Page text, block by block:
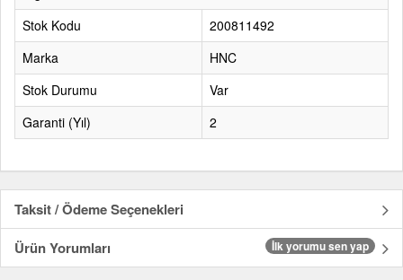
Stok Kodu
200811492
Marka
HNC
Stok Durumu
Var
Garanti (Yıl)
2
Taksit / Ödeme Seçenekleri
Ürün Yorumları
İlk yorumu sen yap